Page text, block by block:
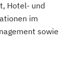
Hotel- und
im
sowie